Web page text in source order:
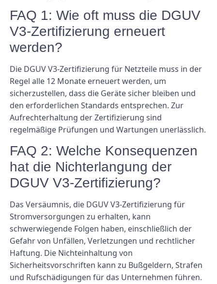
FAQ 1: Wie oft muss die DGUV
V3-Zertifizierung erneuert
werden?
Die DGUV V3-Zertifizierung für Netzteile muss in der
Regel alle 12 Monate erneuert werden, um
sicherzustellen, dass die Geräte sicher bleiben und
den erforderlichen Standards entsprechen. Zur
Aufrechterhaltung der Zertifizierung sind
regelmäßige Prüfungen und Wartungen unerlässlich.
FAQ 2: Welche Konsequenzen
hat die Nichterlangung der
DGUV V3-Zertifizierung?
Das Versäumnis, die DGUV V3-Zertifizierung für
Stromversorgungen zu erhalten, kann
schwerwiegende Folgen haben, einschließlich der
Gefahr von Unfällen, Verletzungen und rechtlicher
Haftung. Die Nichteinhaltung von
Sicherheitsvorschriften kann zu Bußgeldern, Strafen
und Rufschädigungen für das Unternehmen führen.